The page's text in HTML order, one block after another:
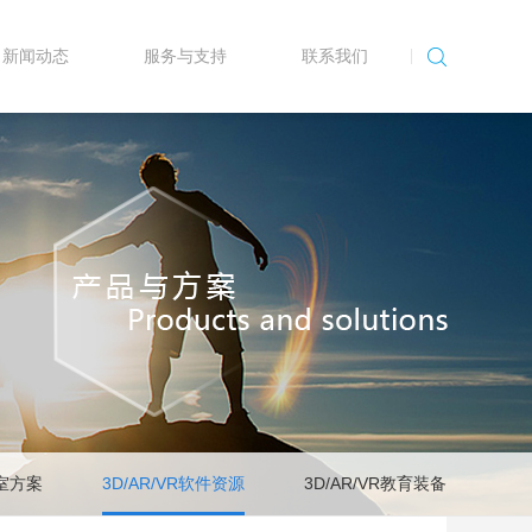
新闻动态 服务与支持 联系我们
方案 3D/AR/VR软件资源 3D/AR/VR教育装备